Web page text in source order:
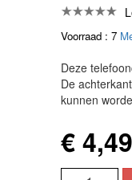
Voorraad : 7
Deze
De
kunnen
€ 4,49